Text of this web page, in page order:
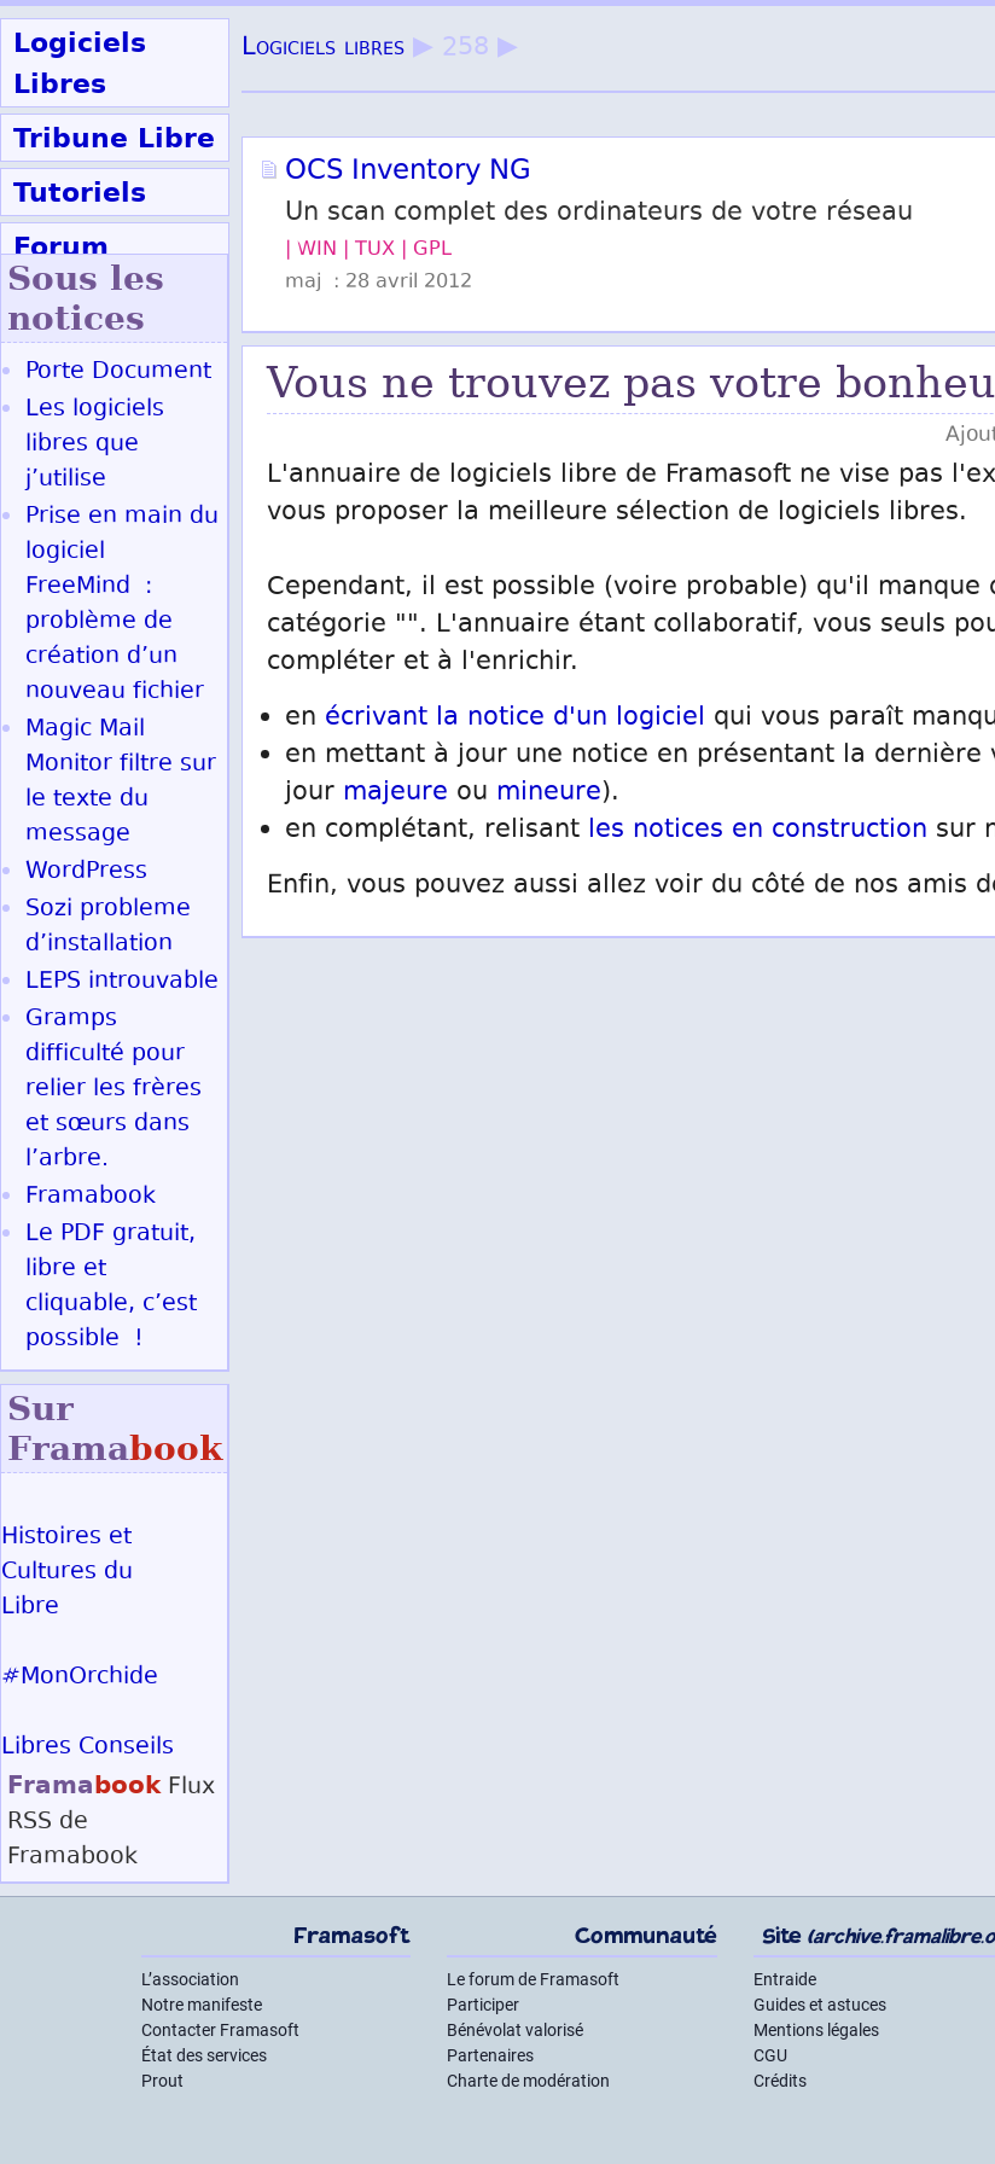
Logiciels
Libres
Tribune Libre
Tutoriels
Forum
Participer
Logiciels libres ▶ 258 ▶
OCS Inventory NG
Un scan complet des ordinateurs de votre réseau
| WIN | TUX | GPL
maj : 28 avril 2012
Vous ne trouvez pas votre
L'annuaire de logiciels libre de Framasoft ne vise pas
vous proposer la meilleure sélection de logiciels libres.
Cependant, il est possible (voire probable) qu'il manque
catégorie "". L'annuaire étant collaboratif, vous seuls
compléter et à l'enrichir.
en écrivant la notice d'un logiciel qui vous paraît
en mettant à jour une notice en présentant la dernière
jour majeure ou mineure).
en complétant, relisant les notices en construction sur
Enfin, vous pouvez aussi allez voir du côté de nos amis
Sous les
notices
Porte Document
Les logiciels
libres que
j’utilise
Prise en main du
logiciel
FreeMind :
problème de
création d’un
nouveau fichier
Magic Mail
Monitor filtre sur
le texte du
message
WordPress
Sozi probleme
d’installation
LEPS introuvable
Gramps
difficulté pour
relier les frères
et sœurs dans
l’arbre.
Framabook
Le PDF gratuit,
libre et
cliquable, c’est
possible !
Sur
Framabook
Histoires et
Cultures du
Libre
#MonOrchide
Libres Conseils
Framabook Flux
RSS de
Framabook
Framasoft
L’association
Notre manifeste
Contacter Framasoft
État des services
Prout
Communauté
Le forum de Framasoft
Participer
Bénévolat valorisé
Partenaires
Charte de modération
Site
Entraide
Guides et astuces
Mentions légales
CGU
Crédits